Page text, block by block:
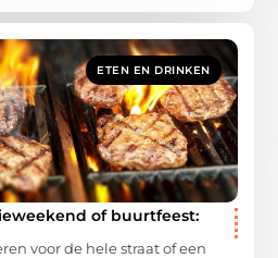
ETEN EN DRINKEN
of buurtfeest:
voor de hele straat of een